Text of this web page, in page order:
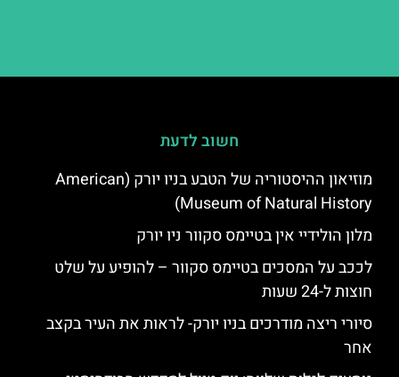
חשוב לדעת
מוזיאון ההיסטוריה של הטבע בניו יורק (American
Museum of Natural History)
מלון הולידיי אין בטיימס סקוור ניו יורק
לככב על המסכים בטיימס סקוור – להופיע על שלט
חוצות ל-24 שעות
סיורי ריצה מודרכים בניו יורק- לראות את העיר בקצב
אחר